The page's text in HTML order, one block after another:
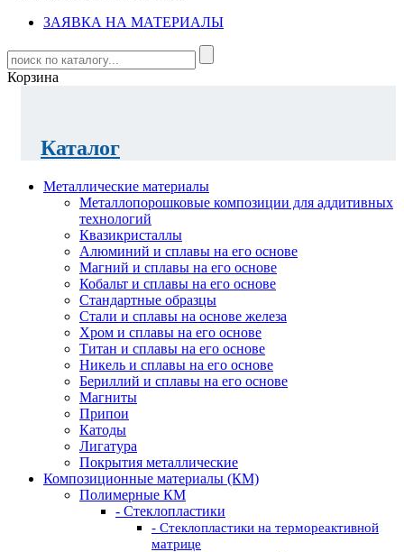
ЗАЯВКА НА МАТЕРИАЛЫ
Корзина
Каталог
Металлические материалы
Металлопорошковые композиции для аддитивных
технологий
Квазикристаллы
Алюминий и сплавы на его основе
Магний и сплавы на его основе
Кобальт и сплавы на его основе
Стандартные образцы
Стали и сплавы на основе железа
Хром и сплавы на его основе
Титан и сплавы на его основе
Никель и сплавы на его основе
Бериллий и сплавы на его основе
Магниты
Припои
Катоды
Лигатура
Покрытия металлические
Композиционные материалы (КМ)
Полимерные КМ
- Стеклопластики
- Стеклопластики на термореактивной
матрице